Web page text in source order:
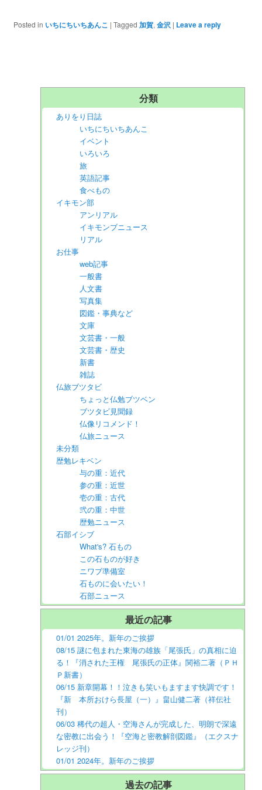
Posted in いちにちいちあんこ | Tagged 加賀, 金沢 | Leave a reply
分類
ありをり日誌
いちにちいちあんこ
イベント
いろいろ
旅
英語記事
食べもの
イキモン部
アンリアル
イキモンブニュース
リアル
お仕事
web記事
一般書
人文書
写真集
図鑑・事典など
文庫
文芸書・一般
文芸書・歴史
新書
雑誌
仏旅ブツタビ
ちょっと仏勉ブツベン
ブツタビ見聞録
仏像リコメンド！
仏旅ニュース
未分類
歴勉レキベン
与の重：近代
参の重：近世
壱の重：古代
弐の重：中世
歴勉ニュース
石部イシブ
What's? 石もの
この石ものが好き
ニワブ準備室
石ものに会いたい！
石部ニュース
最近の記事
01/01 2025年。新年のご挨拶
08/15 謎に包まれた東海の雄族「尾張氏」の真相に迫
る！『消された王権 尾張氏の正体』関裕二著（ＰＨ
Ｐ新書）
06/15 新章開幕！！泣きも笑いもますます快調です！
『新 本所おけら長屋（一）』畠山健二著（祥伝社
刊）
06/03 稀代の超人・空海さんが完成した、明朗で深遠
な密教に出会う！『空海と密教解剖図鑑』（エクスナ
レッジ刊）
01/01 2024年。新年のご挨拶
過去の記事